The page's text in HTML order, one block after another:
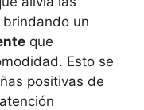
un
que
Esto se
positivas de